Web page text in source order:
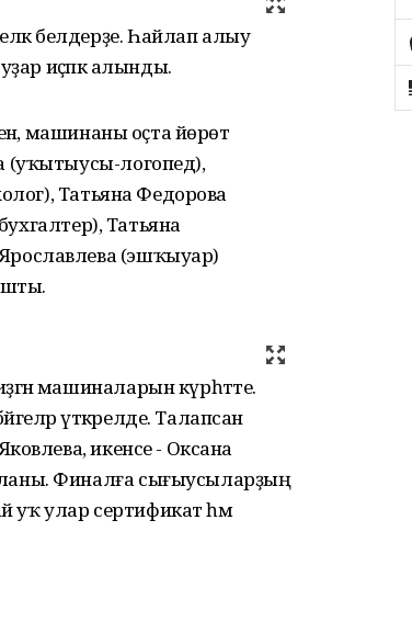
белдерҙе. Һайлап алыу
иҫәпкә алынды.
машинаны оҫта йөрөтә
(уҡытыусы-логопед),
Татьяна Федорова
Татьяна
(эшҡыуар)
машиналарын күрһәтте.
үткәрелде. Талапсан
икенсе - Оксана
Финалға сығыусыларҙың
уҡ улар сертификат һәм